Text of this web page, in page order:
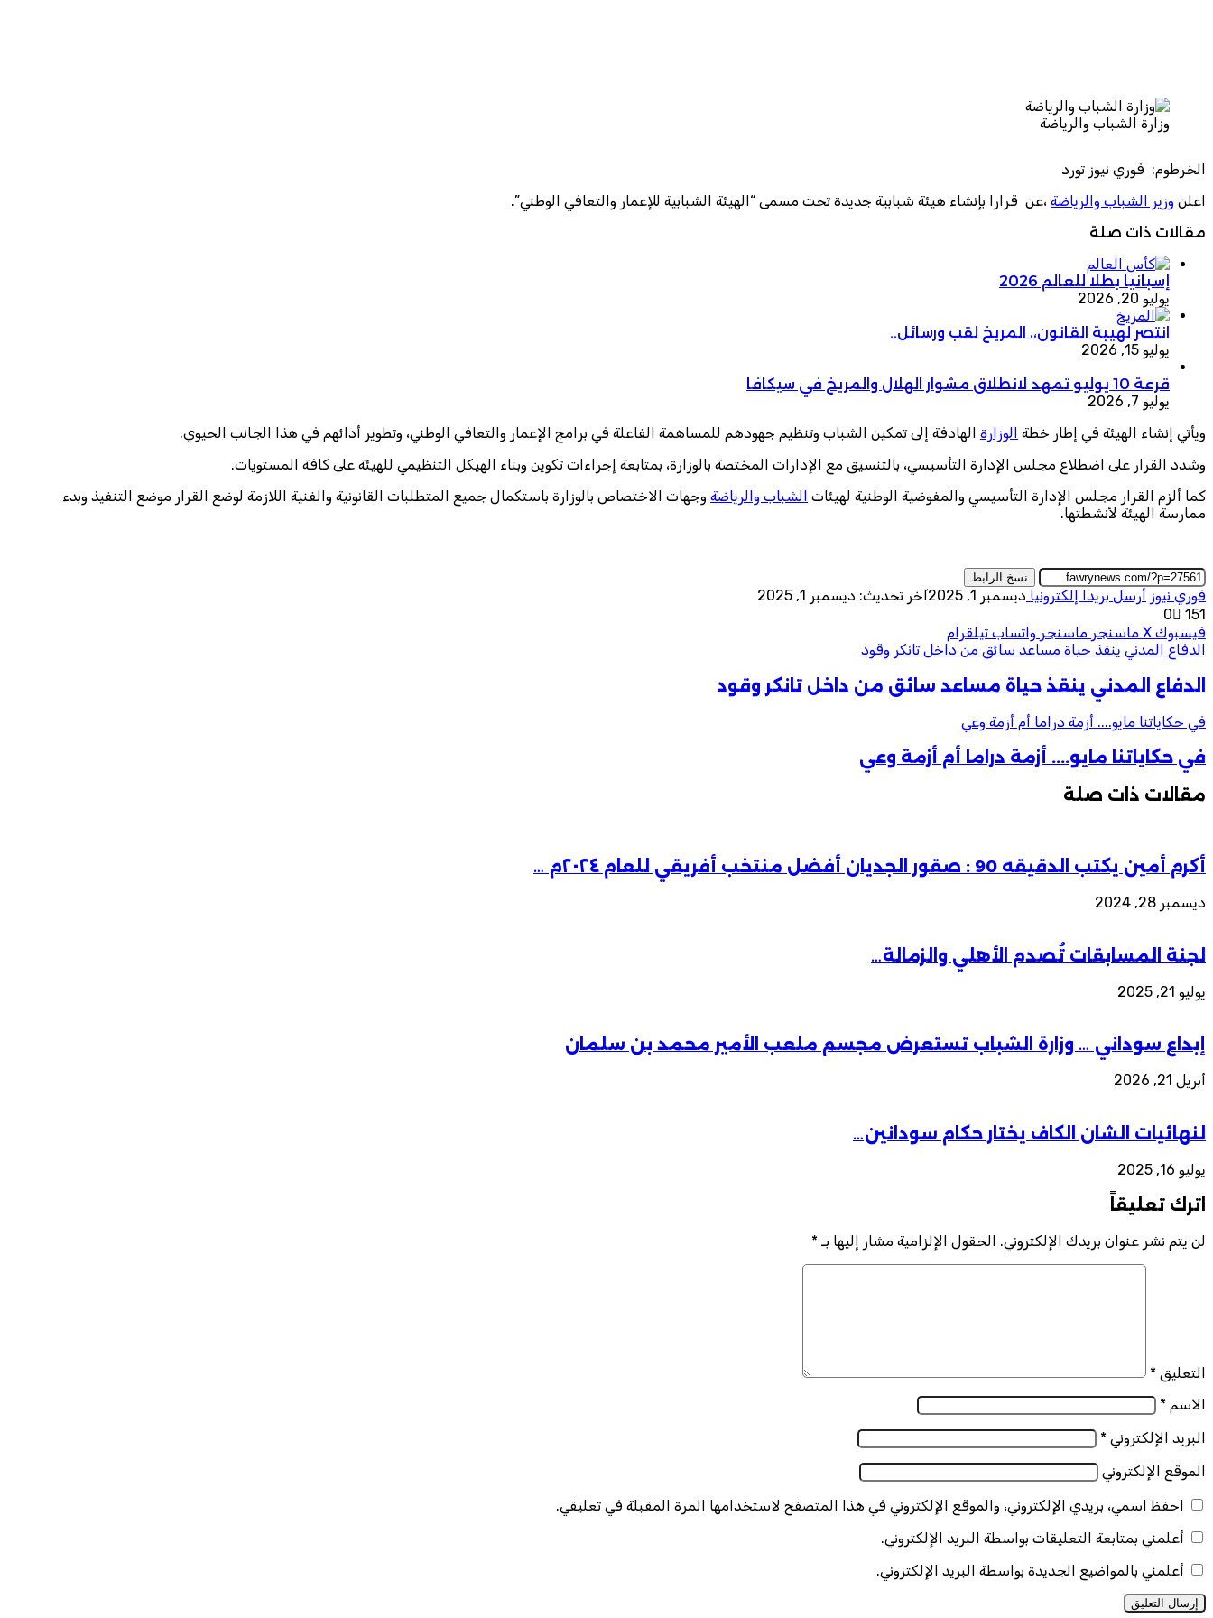
وزارة الشباب والرياضة
الخرطوم: فوري نيوز تورد
اعلن وزير الشباب والرياضة ،عن قرارا بإنشاء هيئة شبابية جديدة تحت مسمى “الهيئة الشبابية للإعمار والتعافي الوطني”.
مقالات ذات صلة
إسبانيا بطلا للعالم 2026
يوليو 20, 2026
انتصر لهيبة القانون،، المريخ لقب ورسائل..
يوليو 15, 2026
قرعة 10 يوليو تمهد لانطلاق مشوار الهلال والمريخ في سيكافا
يوليو 7, 2026
ويأتي إنشاء الهيئة في إطار خطة الوزارة الهادفة إلى تمكين الشباب وتنظيم جهودهم للمساهمة الفاعلة في برامج الإعمار والتعافي الوطني، وتطوير أدائهم في هذا الجانب الحيوي.
وشدد القرار على اضطلاع مجلس الإدارة التأسيسي، بالتنسيق مع الإدارات المختصة بالوزارة، بمتابعة إجراءات تكوين وبناء الهيكل التنظيمي للهيئة على كافة المستويات.
كما ألزم القرار مجلس الإدارة التأسيسي والمفوضية الوطنية لهيئات الشباب والرياضة وجهات الاختصاص بالوزارة باستكمال جميع المتطلبات القانونية والفنية اللازمة لوضع القرار موضع التنفيذ وبدء
ممارسة الهيئة لأنشطتها.
نسخ الرابط
فوري نيوز أرسل بريدا إلكترونيا ديسمبر 1, 2025
آخر تحديث: ديسمبر 1, 2025
0
151
فيسبوك ‫X ماسنجر ماسنجر واتساب تيلقرام
الدفاع المدني ينقذ حياة مساعد سائق من داخل تانكر وقود
الدفاع المدني ينقذ حياة مساعد سائق من داخل تانكر وقود
في حكاياتنا مايو.... أزمة دراما أم أزمة وعي
في حكاياتنا مايو.... أزمة دراما أم أزمة وعي
مقالات ذات صلة
أكرم أمين يكتب الدقيقه 90 : صقور الجديان أفضل منتخب أفريقي للعام ٢٠٢٤م …
ديسمبر 28, 2024
لجنة المسابقات تُصدم الأهلي والزمالة…
يوليو 21, 2025
إبداع سوداني … وزارة الشباب تستعرض مجسم ملعب الأمير محمد بن سلمان
أبريل 21, 2026
لنهائيات الشان الكاف يختار حكام سودانين…
يوليو 16, 2025
اترك تعليقاً
لن يتم نشر عنوان بريدك الإلكتروني. الحقول الإلزامية مشار إليها بـ *
التعليق *
الاسم *
البريد الإلكتروني *
الموقع الإلكتروني
احفظ اسمي، بريدي الإلكتروني، والموقع الإلكتروني في هذا المتصفح لاستخدامها المرة المقبلة في تعليقي.
أعلمني بمتابعة التعليقات بواسطة البريد الإلكتروني.
أعلمني بالمواضيع الجديدة بواسطة البريد الإلكتروني.